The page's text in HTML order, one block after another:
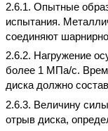
2.6.1. Опытные
испытания.
соединяют
2.6.2. Нагружение
более 1 MПa/c.
диска должно
2.6.3. Величину
отрыв диска,